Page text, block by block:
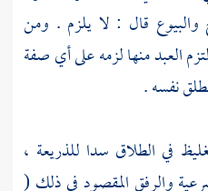
والبيوع قال : لا يلزم . ومن
العبد منها لزمه على أي صفة
نفسه .
في الطلاق سدا للذريعة ،
والرفق المقصود في ذلك (